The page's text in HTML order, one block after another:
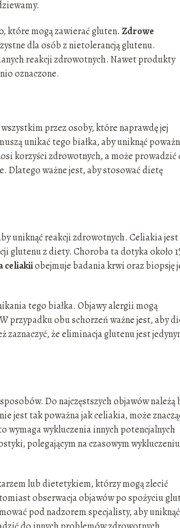
które mogą zawierać gluten. Zdrowe
dla osób z nietolerancją glutenu.
reakcji zdrowotnych. Nawet produkty
oznaczone.
przez osoby, które naprawdę jej
unikać tego białka, aby uniknąć
korzyści zdrowotnych, a może prowadzić
Dlatego ważne jest, aby stosować dietę
uniknąć reakcji zdrowotnych. Celiakia jest
glutenu z diety. Choroba ta dotyka około
celiakiiobejmuje badania krwi oraz biopsję
tego białka. Objawy alergii mogą
przypadku obu schorzeń ważne jest, aby
że eliminacja glutenu jest
Do najczęstszych objawów należą
jest tak poważna jak celiakia, może
wymaga wykluczenia innych potencjalnych
polegającym na czasowym wykluczeniu
lub dietetykiem, którzy mogą zlecić
obserwacja objawów po spożyciu
pod nadzorem specjalisty, aby uniknąć